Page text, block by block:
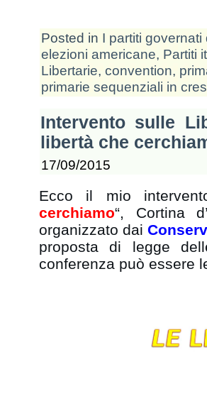
Posted in I partiti governati
elezioni americane, Partiti
Libertarie, convention,
primarie sequenziali in
Intervento sulle
libertà che
17/09/2015
Ecco il mio
cerchiamo“, Cortina
organizzato dai
proposta di legge
conferenza può essere